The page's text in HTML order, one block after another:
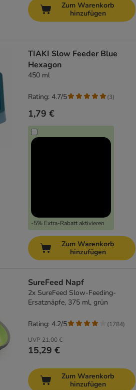
Zum Warenkorb
hinzufügen
TIAKI Slow Feeder Blue
Hexagon
450 ml
1,79 €
-5% Extra-Rabatt aktivieren
Rating: 4.7/5 (3)
Zum Warenkorb
hinzufügen
SureFeed Napf
2x SureFeed Slow-Feeding-
Ersatznäpfe, 375 ml, grün
UVP 21,00 €
15,29 €
Rating: 4.2/5 (1784)
Zum Warenkorb
hinzufügen